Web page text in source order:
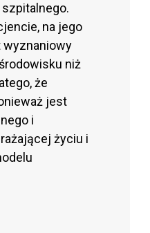
na jego
wyznaniowy
niż
że
jest
i
życiu i